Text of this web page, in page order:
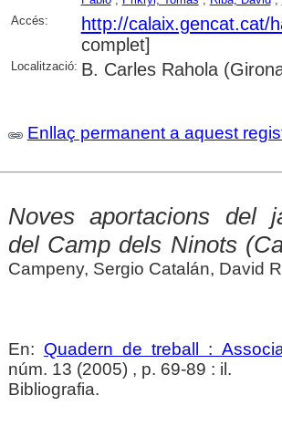
Accés:
http://calaix.gencat.cat/
complet]
Localització: B. Carles Rahola
Enllaç permanent a aquest
Noves aportacions del
del Camp dels Ninots
Campeny, Sergio Catalán, David
En: Quadern de treball :
núm. 13 (2005) , p. 69-89 : il.
Bibliografia.